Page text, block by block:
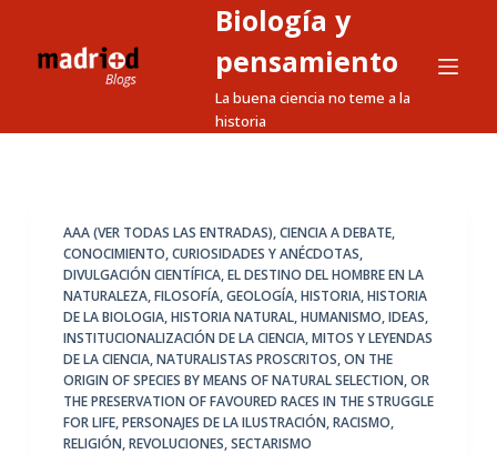
a
Biología y
pensamiento
La buena ciencia no teme a la
historia
AAA (VER TODAS LAS ENTRADAS),CIENCIA A DEBATE,
CONOCIMIENTO,CURIOSIDADES Y ANÉCDOTAS,
DIVULGACIÓN CIENTÍFICA,EL DESTINO DEL HOMBRE EN LA
NATURALEZA,FILOSOFÍA,GEOLOGÍA,HISTORIA,HISTORIA
DE LA BIOLOGIA,HISTORIA NATURAL,HUMANISMO,IDEAS,
INSTITUCIONALIZACIÓN DE LA CIENCIA,MITOS Y LEYENDAS
DE LA CIENCIA,NATURALISTAS PROSCRITOS,ON THE
ORIGIN OF SPECIES BY MEANS OF NATURAL SELECTION,OR
THE PRESERVATION OF FAVOURED RACES IN THE STRUGGLE
FOR LIFE,PERSONAJES DE LA ILUSTRACIÓN,RACISMO,
RELIGIÓN,REVOLUCIONES,SECTARISMO